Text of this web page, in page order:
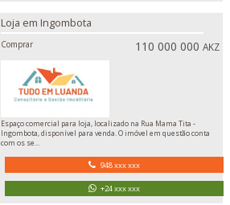
Loja em Ingombota
Comprar 110 000 000AKZ
Espaço comercial para loja, localizado na Rua Mama Tita -
Ingombota, disponível para venda. O imóvel em questão conta
com os se...
948 xxx xxx
+24 xxx xxx